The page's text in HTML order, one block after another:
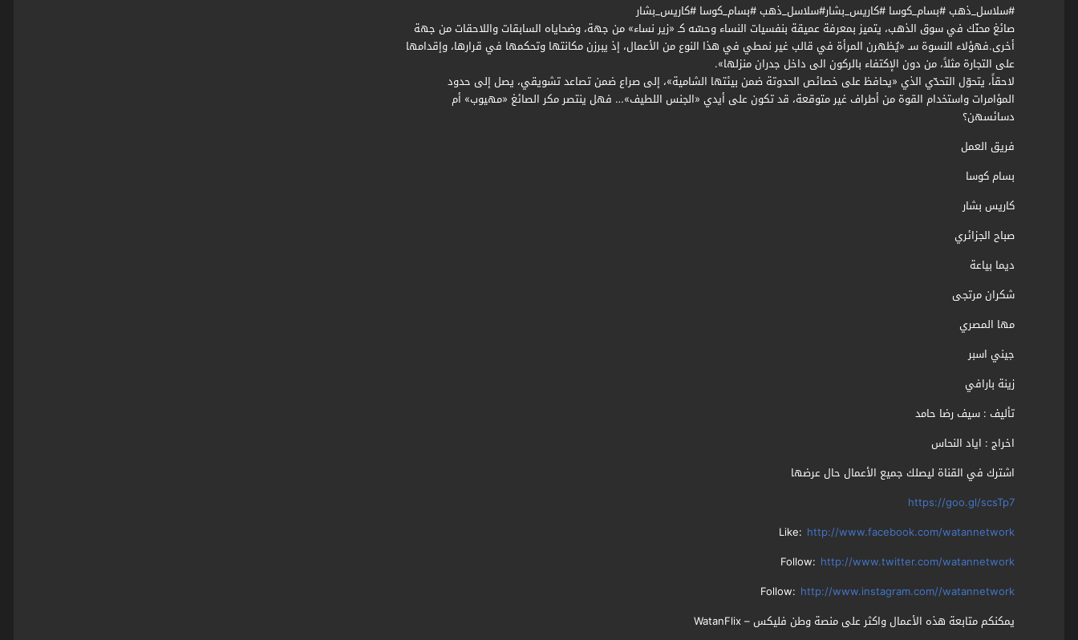
#سلاسل_ذهب #بسام_كوسا #كاريس_بشار#سلاسل_ذهب #بسام_كوسا #كاريس_بشار
صائغ محنّك في سوق الذهب، يتميز بمعرفة عميقة بنفسيات النساء وحسّه كـ «زير نساء» من جهة، وضحاياه السابقات واللاحقات من جهة
أخرى.فهؤلاء النسوة سـ «يُظهرن المرأة في قالب غير نمطي في هذا النوع من الأعمال، إذ يبرزن مكانتها وتحكمها في قرارها، وإقدامها
على التجارة مثلاً، من دون الإكتفاء بالركون الى داخل جدران منزلها».
لاحقاً، يتحوّل التحدّي الذي «يحافظ على خصائص الحدوتة ضمن بيئتها الشامية»، إلى صراع ضمن تصاعد تشويقي، يصل إلى حدود
المؤامرات واستخدام القوة من أطراف غير متوقعة، قد تكون على أيدي «الجنس اللطيف»… فهل ينتصر مكر الصائغ «مهيوب» أم
دسائسهن؟
فريق العمل
بسام كوسا
كاريس بشار
صباح الجزائري
ديما بياعة
شكران مرتجى
مها المصري
جيني اسبر
زينة بارافي
تأليف : سيف رضا حامد
اخراج : اياد النحاس
اشترك في القناة ليصلك جميع الأعمال حال عرضها
https://goo.gl/scsTp7
Like: http://www.facebook.com/watannetwork
Follow: http://www.twitter.com/watannetwork
Follow: http://www.instagram.com//watannetwork
يمكنكم متابعة هذه الأعمال واكثر على منصة وطن فليكس – WatanFlix